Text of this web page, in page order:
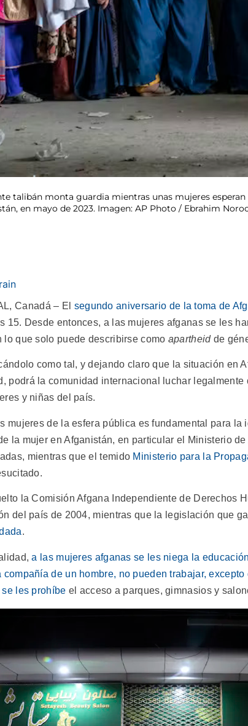
talibán monta guardia mientras unas mujeres
en mayo de 2023. Imagen: AP Photo / Ebrahim
Canadá – El segundo aniversario de la toma de
15. Desde entonces, a las mujeres afganas se les
lo que solo puede describirse como apartheidde
como tal, y dejando claro que la situación en
podrá la comunidad internacional luchar
y niñas del país.
mujeres de la esfera pública es fundamental para
la mujer en Afganistán, en particular el Ministerio
mientras que el temido Ministerio para la
la Comisión Afgana Independiente de Derechos
del país de 2004, mientras que la legislación que
.
a las mujeres afganas se les niega la
compañía de un hombre, no pueden trabajar,
se les prohíbe el acceso a parques, gimnasios y